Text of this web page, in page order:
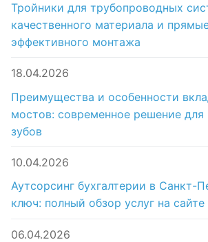
Тройники для трубопроводных
качественного материала и
эффективного монтажа
18.04.2026
Преимущества и особенности
мостов: современное решение для
зубов
10.04.2026
Аутсорсинг бухгалтерии в Санкт-
ключ: полный обзор услуг на сайте
06.04.2026